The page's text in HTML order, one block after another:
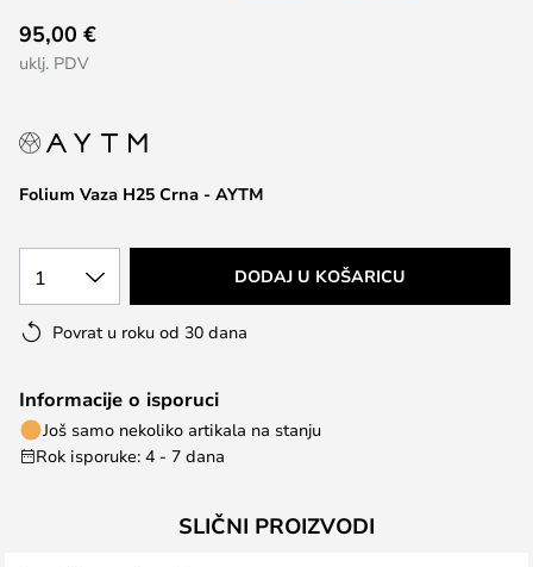
to
the
of
the
images
Folium Vaza H25 Crna - AYTM
95,00 €
uklj. PDV
1 DODAJ U KOŠARICU
Povrat u roku od 30 dana
Informacije o isporuci
Još samo nekoliko artikala na stanju
Rok isporuke: 4 - 7 dana
SLIČNI PROIZVODI